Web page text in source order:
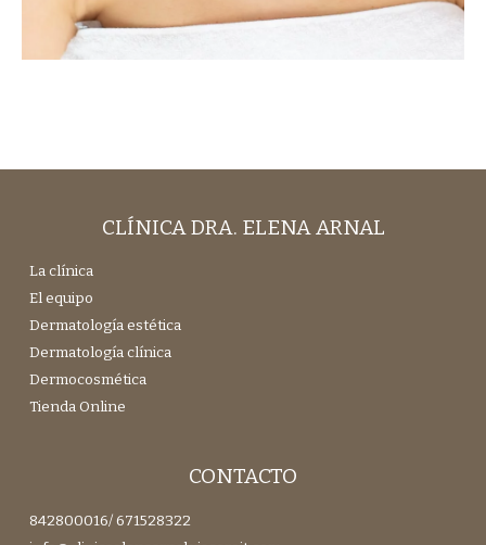
CLÍNICA DRA. ELENA ARNAL
La clínica
El equipo
Dermatología estética
Dermatología clínica
Dermocosmética
Tienda Online
CONTACTO
842800016/ 671528322